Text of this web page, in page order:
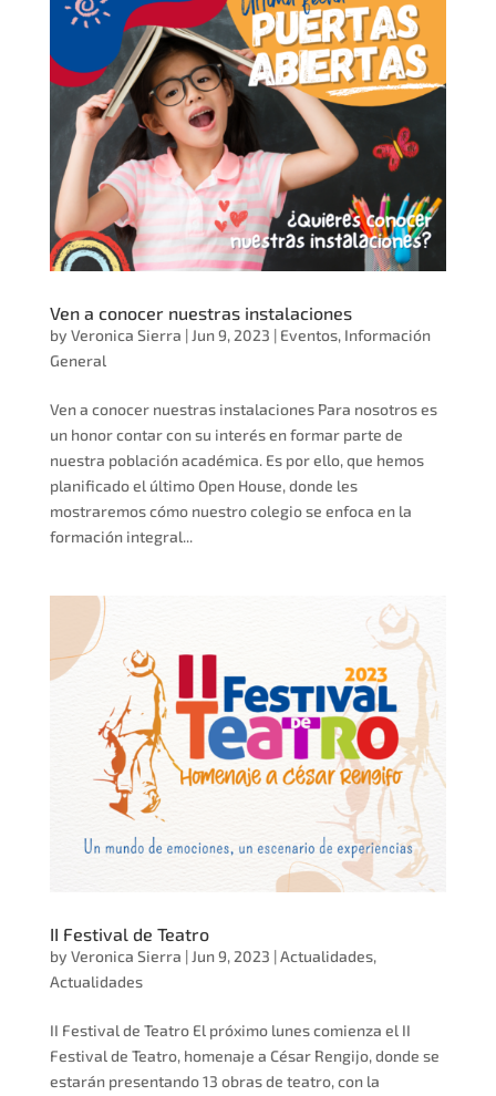
Ven a conocer nuestras instalaciones
by Veronica Sierra | Jun 9, 2023 | Eventos, Información
General
Ven a conocer nuestras instalaciones Para nosotros es
un honor contar con su interés en formar parte de
nuestra población académica. Es por ello, que hemos
planificado el último Open House, donde les
mostraremos cómo nuestro colegio se enfoca en la
formación integral...
II Festival de Teatro
by Veronica Sierra | Jun 9, 2023 |Actualidades,
Actualidades
II Festival de Teatro El próximo lunes comienza el II
Festival de Teatro, homenaje a César Rengijo, donde se
estarán presentando 13 obras de teatro, con la